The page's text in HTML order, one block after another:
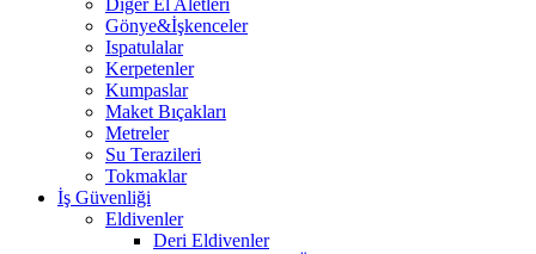
Diğer El Aletleri
Gönye&İşkenceler
Ispatulalar
Kerpetenler
Kumpaslar
Maket Bıçakları
Metreler
Su Terazileri
Tokmaklar
İş Güvenliği
Eldivenler
Deri Eldivenler